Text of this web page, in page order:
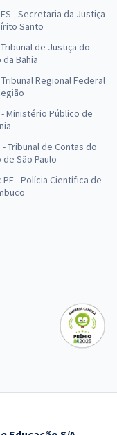
ES - Secretaria da Justiça
Santo
Tribunal de Justiça do
Bahia
Tribunal Regional Federal
- Ministério Público de
- Tribunal de Contas do
São Paulo
- Polícia Científica de